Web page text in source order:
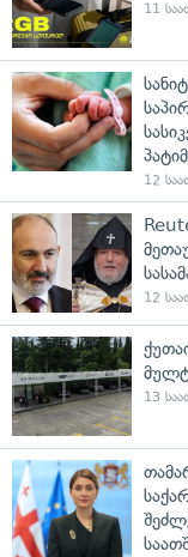
11
12
12
13